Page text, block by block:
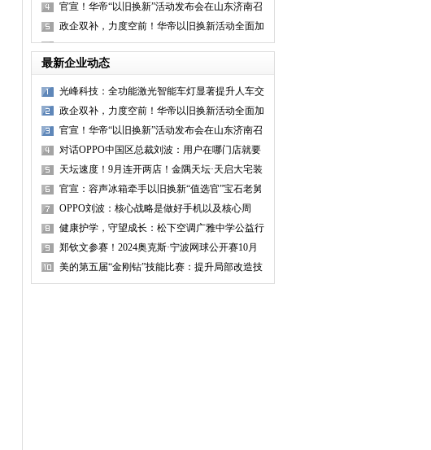
官宣！华帝“以旧换新”活动发布会在山东济南召
开
政企双补，力度空前！华帝以旧换新活动全面加
速落地
最新企业动态
光峰科技：全功能激光智能车灯显著提升人车交
互体
政企双补，力度空前！华帝以旧换新活动全面加
速落
官宣！华帝“以旧换新”活动发布会在山东济南召
开
对话OPPO中国区总裁刘波：用户在哪门店就要
建在哪
天坛速度！9月连开两店！金隅天坛·天启大宅装
饰
官宣：容声冰箱牵手以旧换新“值选官”宝石老舅
OPPO刘波：核心战略是做好手机以及核心周
边，明确
健康护学，守望成长：松下空调广雅中学公益行
郑钦文参赛！2024奥克斯·宁波网球公开赛10月
开赛
美的第五届“金刚钻”技能比赛：提升局部改造技
能